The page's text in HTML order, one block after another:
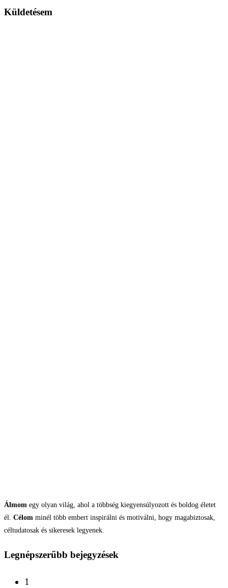
Küldetésem
Álmom egy olyan világ, ahol a többség kiegyensúlyozott és boldog életet
él. Célom minél több embert inspirálni és motiválni, hogy magabiztosak,
céltudatosak és sikeresek legyenek.
Legnépszerűbb bejegyzések
1